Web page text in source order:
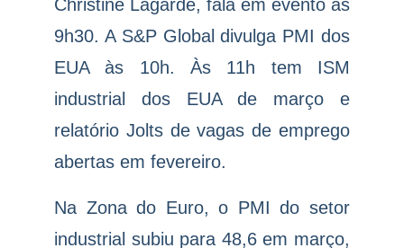
Christine Lagarde, fala em evento às
9h30. A S&P Global divulga PMI dos
EUA às 10h. Às 11h tem ISM
industrial dos EUA de março e
relatório Jolts de vagas de emprego
abertas em fevereiro.
Na Zona do Euro, o PMI do setor
industrial subiu para 48,6 em março,